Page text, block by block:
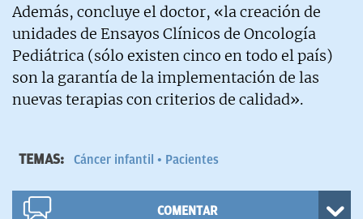
Además, concluye el doctor, «la creación de
unidades de Ensayos Clínicos de Oncología
Pediátrica (sólo existen cinco en todo el país)
son la garantía de la implementación de las
nuevas terapias con criterios de calidad».
TEMAS: Cáncer infantil Pacientes
COMENTAR